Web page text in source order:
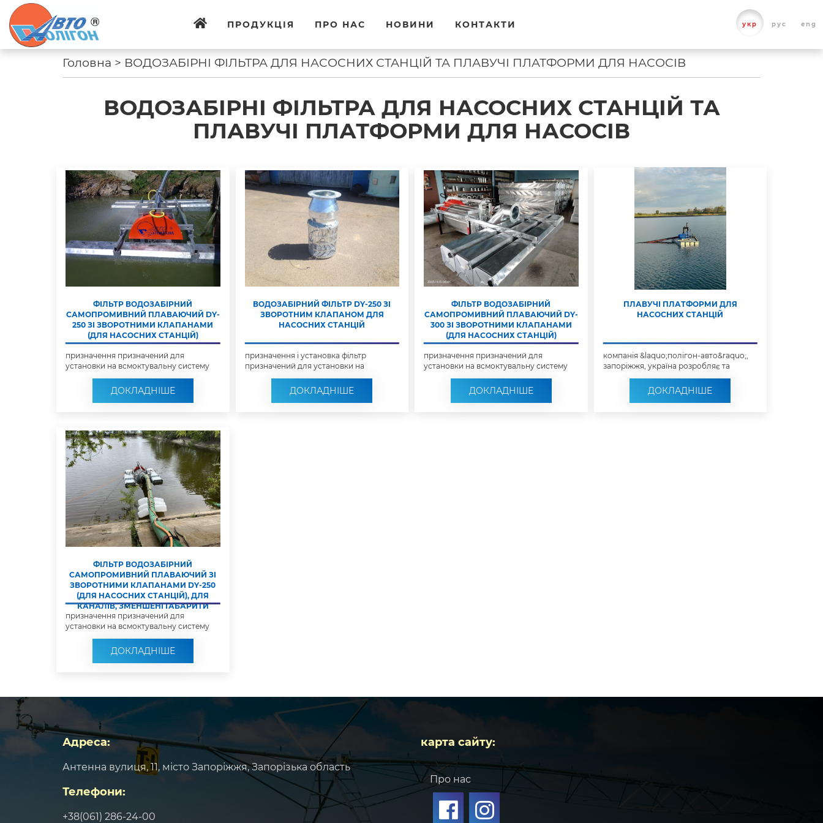
ПРОДУКЦІЯ ПРО НАС НОВИНИ КОНТАКТИ укр рус eng
Головна > ВОДОЗАБІРНІ ФІЛЬТРА ДЛЯ НАСОСНИХ СТАНЦІЙ ТА ПЛАВУЧІ ПЛАТФОРМИ ДЛЯ НАСОСІВ
ВОДОЗАБІРНІ ФІЛЬТРА ДЛЯ НАСОСНИХ СТАНЦІЙ ТА
ПЛАВУЧІ ПЛАТФОРМИ ДЛЯ НАСОСІВ
ФІЛЬТР ВОДОЗАБІРНИЙ
САМОПРОМИВНИЙ ПЛАВАЮЧИЙ DY-
250 ЗІ ЗВОРОТНИМИ КЛАПАНАМИ
(ДЛЯ НАСОСНИХ СТАНЦІЙ)
призначення призначений для
установки на всмоктувальну систему
насосних станц...
ДОКЛАДНІШЕ
ВОДОЗАБІРНИЙ ФІЛЬТР DY-250 ЗІ
ЗВОРОТНИМ КЛАПАНОМ ДЛЯ
НАСОСНИХ СТАНЦІЙ
призначення і установка фільтр
призначений для установки на
всмоктувальну сис...
ДОКЛАДНІШЕ
ФІЛЬТР ВОДОЗАБІРНИЙ
САМОПРОМИВНИЙ ПЛАВАЮЧИЙ DY-
300 ЗІ ЗВОРОТНИМИ КЛАПАНАМИ
(ДЛЯ НАСОСНИХ СТАНЦІЙ)
призначення призначений для
установки на всмоктувальну систему
насосних станц...
ДОКЛАДНІШЕ
ПЛАВУЧІ ПЛАТФОРМИ ДЛЯ
НАСОСНИХ СТАНЦІЙ
компанія &laquo;полігон-авто&raquo;,
запоріжжя, україна розробляє та
виготовляє ...
ДОКЛАДНІШЕ
ФІЛЬТР ВОДОЗАБІРНИЙ
САМОПРОМИВНИЙ ПЛАВАЮЧИЙ ЗІ
ЗВОРОТНИМИ КЛАПАНАМИ DY-250
(ДЛЯ НАСОСНИХ СТАНЦІЙ), ДЛЯ
КАНАЛІВ, ЗМЕНШЕНІ ГАБАРИТИ
призначення призначений для
установки на всмоктувальну систему
насосних...
ДОКЛАДНІШЕ
Адреса:
Антенна вулиця, 11, місто Запоріжжя, Запорізька область
Телефони:
+38(061) 286-24-00
карта сайту:
Про нас